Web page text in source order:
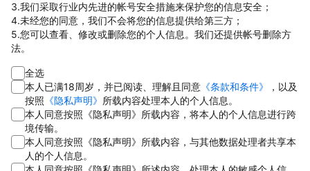
3.我们采取行业内先进的帐号安全措施来保护您的信息安全；
4.未经您的同意，我们不会将您的信息提供给第三方；
5.您可以查看、修改或删除您的个人信息。我们还提供帐号删除方
法。
全选
本人已满18周岁，并已阅读、理解且同意 《条款和条件》
，以及
按照 《隐私声明》 所载内容处理本人的个人信息。
本人同意按照《隐私声明》所载内容，将本人的个人信息进行跨
境传输。
本人同意按照《隐私声明》所载内容，与其他数据处理者共享本
人的个人信息。